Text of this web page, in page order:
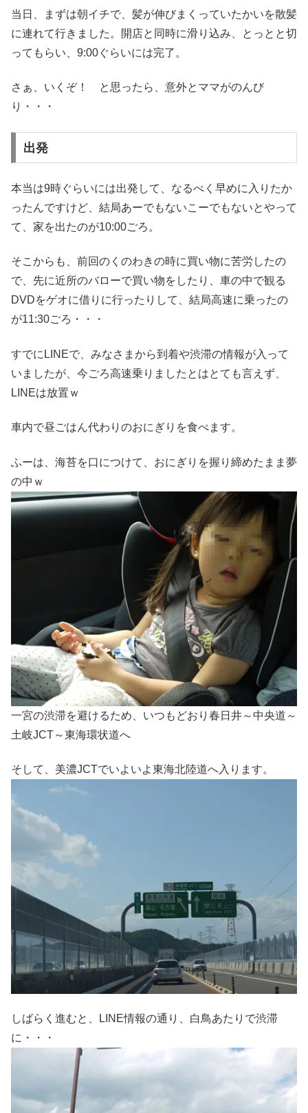
当日、まずは朝イチで、髪が伸びまくっていたかいを散髪
に連れて行きました。開店と同時に滑り込み、とっとと切
ってもらい、9:00ぐらいには完了。
さぁ、いくぞ！ と思ったら、意外とママがのんび
り・・・
出発
本当は9時ぐらいには出発して、なるべく早めに入りたか
ったんですけど、結局あーでもないこーでもないとやって
て、家を出たのが10:00ごろ。
そこからも、前回のくのわきの時に買い物に苦労したの
で、先に近所のバローで買い物をしたり、車の中で観る
DVDをゲオに借りに行ったりして、結局高速に乗ったの
が11:30ごろ・・・
すでにLINEで、みなさまから到着や渋滞の情報が入って
いましたが、今ごろ高速乗りましたとはとても言えず、
LINEは放置ｗ
車内で昼ごはん代わりのおにぎりを食べます。
ふーは、海苔を口につけて、おにぎりを握り締めたまま夢
の中ｗ
一宮の渋滞を避けるため、いつもどおり春日井～中央道～
土岐JCT～東海環状道へ
そして、美濃JCTでいよいよ東海北陸道へ入ります。
しばらく進むと、LINE情報の通り、白鳥あたりで渋滞
に・・・